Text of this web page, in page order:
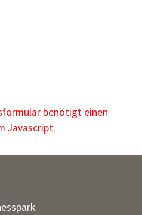
benötigt einen
Javascript.